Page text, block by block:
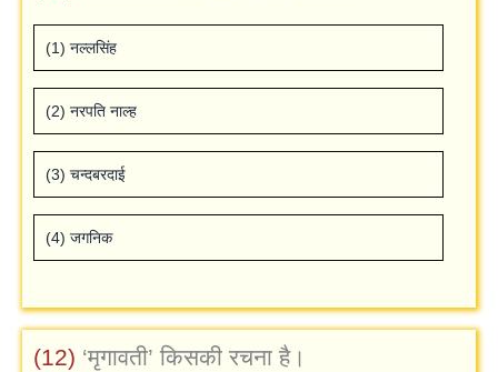
(1) नल्‍लसिंह
(2) न‍रपति नाल्‍ह
(3) चन्‍दबरदाई
(4) जगनिक
(12) ‘मृगावती’ किसकी रचना है।